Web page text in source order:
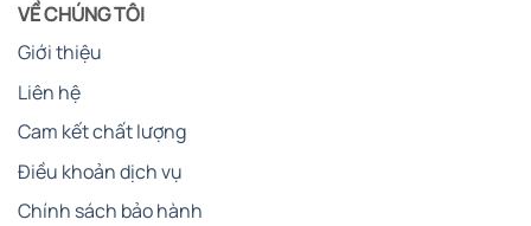
VỀ CHÚNG TÔI
Giới thiệu
Liên hệ
Cam kết chất lượng
Điều khoản dịch vụ
Chính sách bảo hành